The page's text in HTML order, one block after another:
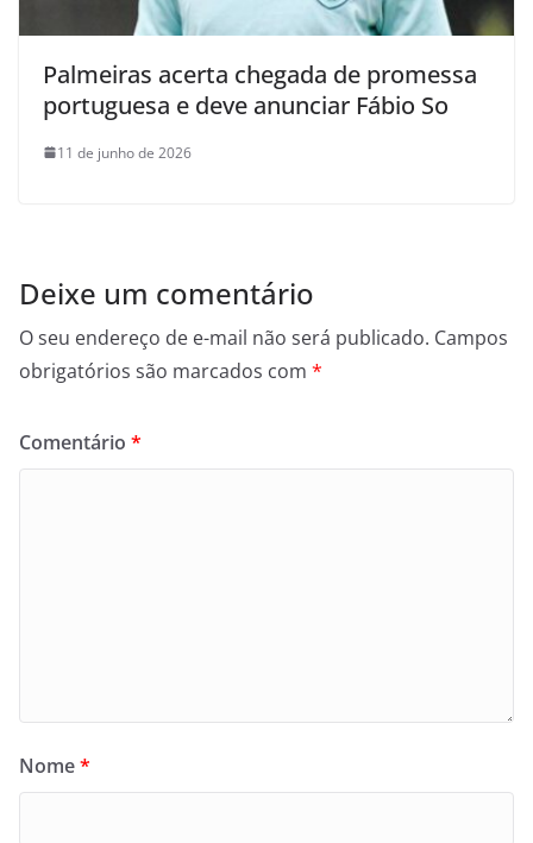
Palmeiras acerta chegada de promessa
portuguesa e deve anunciar Fábio So
11 de junho de 2026
Deixe um comentário
O seu endereço de e-mail não será publicado. Campos
obrigatórios são marcados com *
Comentário *
Nome*